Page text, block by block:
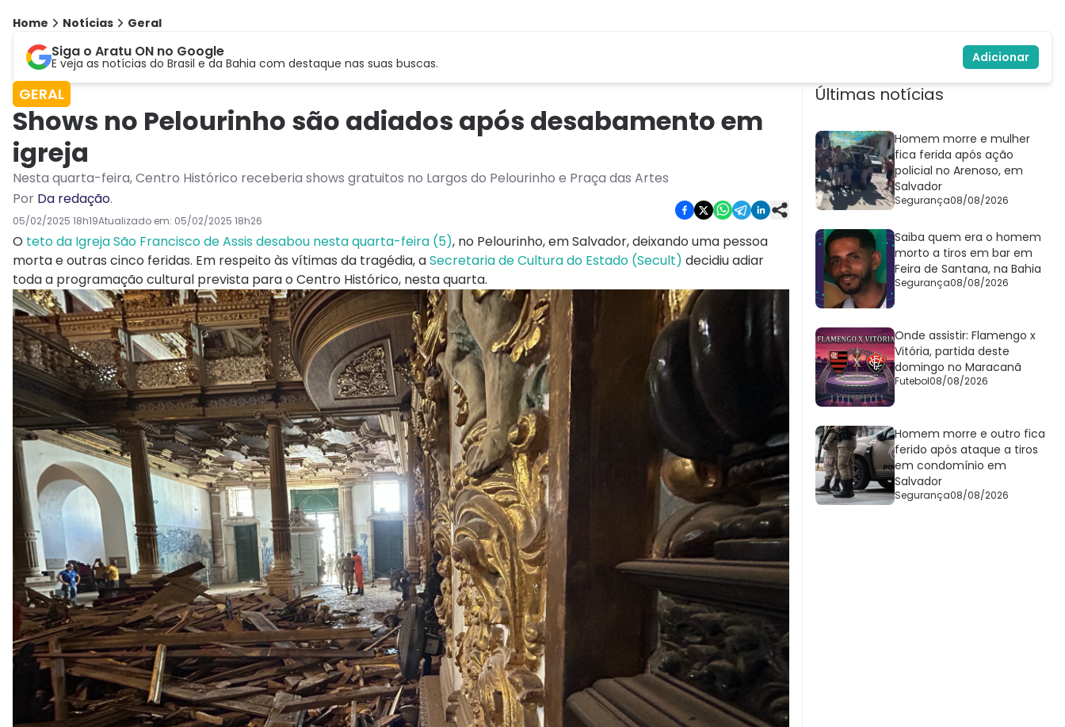
Home Notícias Geral
Siga o Aratu ON no Google
E veja as notícias do Brasil e da Bahia com destaque nas suas buscas. Adicionar
GERAL
Shows no Pelourinho são adiados após desabamento em
igreja
Nesta quarta-feira, Centro Histórico receberia shows gratuitos no Largos do Pelourinho e Praça das Artes
Por Da redação.
05/02/2025 18h19Atualizado em: 05/02/2025 18h26
O teto da Igreja São Francisco de Assis desabou nesta quarta-feira (5), no Pelourinho, em Salvador, deixando uma pessoa
morta e outras cinco feridas. Em respeito às vítimas da tragédia, aSecretaria de Cultura do Estado (Secult) decidiu adiar
toda a programação cultural prevista para o Centro Histórico, nesta quarta.
Últimas notícias
Homem morre e mulher
fica ferida após ação
policial no Arenoso, em
Salvador
Segurança08/08/2026
Saiba quem era o homem
morto a tiros em bar em
Feira de Santana, na Bahia
Segurança08/08/2026
Onde assistir: Flamengo x
Vitória, partida deste
domingo no Maracanã
Futebol08/08/2026
Homem morre e outro fica
ferido após ataque a tiros
em condomínio em
Salvador
Segurança08/08/2026